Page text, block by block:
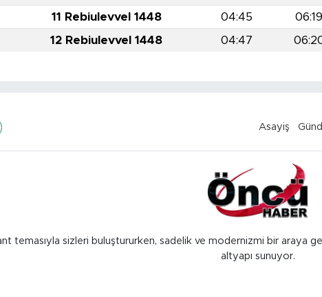
11 Rebiulevvel 1448 04:45 06:19
12 Rebiulevvel 1448 04:47
Asayiş
temasıyla sizleri buluştururken, sadelik ve modernizmi bir araya
altyapı sunuyor.